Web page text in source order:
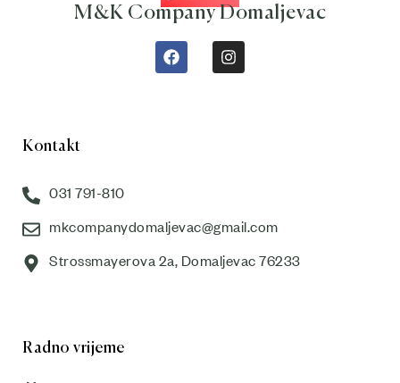
M&K Company Domaljevac
Kontakt
031 791-810
mkcompanydomaljevac@gmail.com
Strossmayerova 2a, Domaljevac 76233
Radno vrijeme